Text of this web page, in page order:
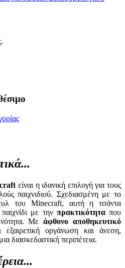
είναι η ιδανική επιλογή για τους
παιχνιδιού. Σχεδιασμένη με το
του Minecraft, αυτή η τσάντα
με την πρακτικότηταπου
Μεάφθονο αποθηκευτικό
οργάνωση και άνεση,
διασκεδαστική περιπέτεια.